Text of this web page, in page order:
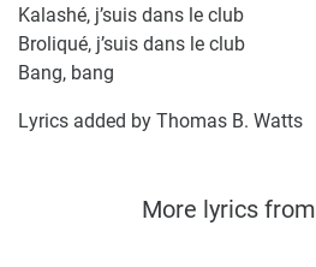
Kalashé, j’suis dans le club
Broliqué, j’suis dans le club
Bang, bang
Lyrics added by Thomas B. Watts
More lyrics from